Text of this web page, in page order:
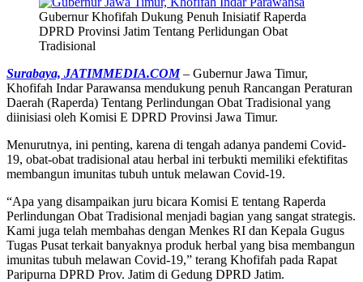
Gubernur Khofifah Dukung Penuh Inisiatif Raperda
DPRD Provinsi Jatim Tentang Perlidungan Obat
Tradisional
Surabaya, JATIMMEDIA.COM– Gubernur Jawa Timur,
Khofifah Indar Parawansa mendukung penuh Rancangan Peraturan
Daerah (Raperda) Tentang Perlindungan Obat Tradisional yang
diinisiasi oleh Komisi E DPRD Provinsi Jawa Timur.
Menurutnya, ini penting, karena di tengah adanya pandemi Covid-
19, obat-obat tradisional atau herbal ini terbukti memiliki efektifitas
membangun imunitas tubuh untuk melawan Covid-19.
“Apa yang disampaikan juru bicara Komisi E tentang Raperda
Perlindungan Obat Tradisional menjadi bagian yang sangat strategis.
Kami juga telah membahas dengan Menkes RI dan Kepala Gugus
Tugas Pusat terkait banyaknya produk herbal yang bisa membangun
imunitas tubuh melawan Covid-19,” terang Khofifah pada Rapat
Paripurna DPRD Prov. Jatim di Gedung DPRD Jatim.